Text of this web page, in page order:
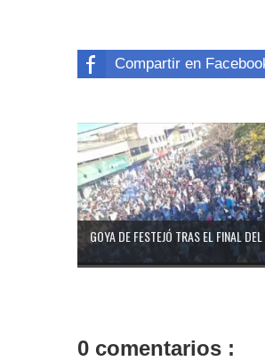
Compartir en
GOYA DE FESTEJÓ TRAS EL FINAL DEL
0 comentarios :